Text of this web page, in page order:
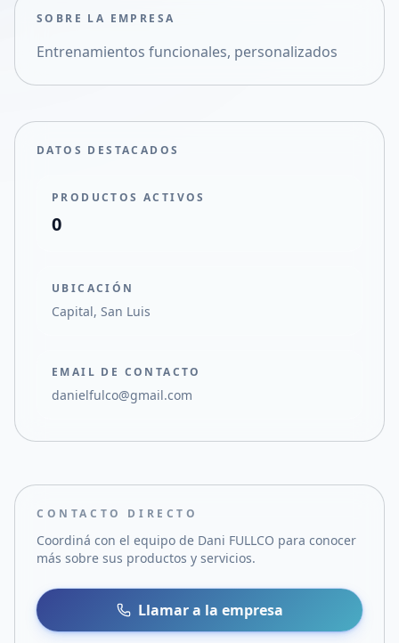
Compartir en X
SOBRE LA EMPRESA
Entrenamientos funcionales, personalizados
DATOS DESTACADOS
PRODUCTOS ACTIVOS
0
UBICACIÓN
Capital, San Luis
EMAIL DE CONTACTO
danielfulco@gmail.com
CONTACTO DIRECTO
Coordiná con el equipo de Dani FULLCO para conocer
más sobre sus productos y servicios.
Llamar a la empresa